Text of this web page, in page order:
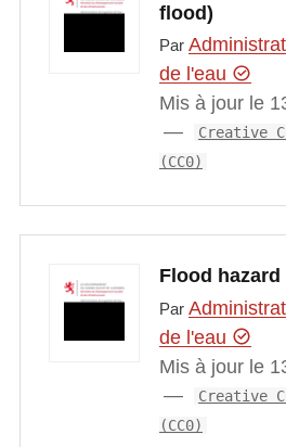
flood)
Par
de l'eau
Mis à jour le
Creative
(CC0)
Flood
Par
de l'eau
Mis à jour le
Creative
(CC0)